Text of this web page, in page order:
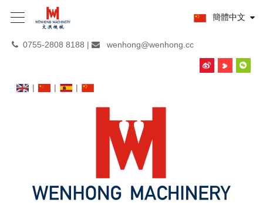
 0755-2808 8188 |  wenhong@wenhong.cc
| | |
簡體中文